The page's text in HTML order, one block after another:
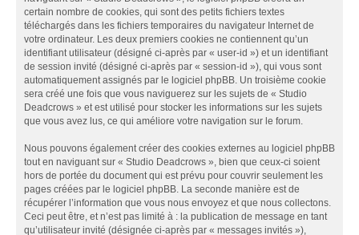
certain nombre de cookies, qui sont des petits fichiers textes
téléchargés dans les fichiers temporaires du navigateur Internet de
votre ordinateur. Les deux premiers cookies ne contiennent qu’un
identifiant utilisateur (désigné ci-après par « user-id ») et un identifiant
de session invité (désigné ci-après par « session-id »), qui vous sont
automatiquement assignés par le logiciel phpBB. Un troisième cookie
sera créé une fois que vous naviguerez sur les sujets de « Studio
Deadcrows » et est utilisé pour stocker les informations sur les sujets
que vous avez lus, ce qui améliore votre navigation sur le forum.
Nous pouvons également créer des cookies externes au logiciel phpBB
tout en naviguant sur « Studio Deadcrows », bien que ceux-ci soient
hors de portée du document qui est prévu pour couvrir seulement les
pages créées par le logiciel phpBB. La seconde manière est de
récupérer l’information que vous nous envoyez et que nous collectons.
Ceci peut être, et n’est pas limité à : la publication de message en tant
qu’utilisateur invité (désignée ci-après par « messages invités »),